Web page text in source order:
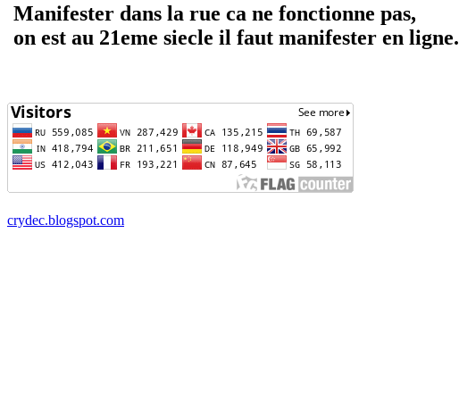
Manifester dans la rue ca ne fonctionne pas,
on est au 21eme siecle il faut manifester en ligne.
crydec.blogspot.com